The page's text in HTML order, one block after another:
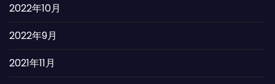
2022年10月
2022年9月
2021年11月